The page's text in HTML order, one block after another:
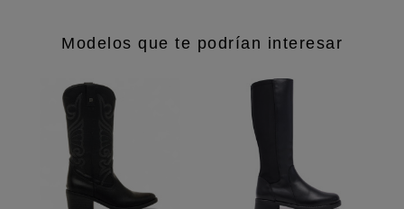
Modelos que te podrían interesar